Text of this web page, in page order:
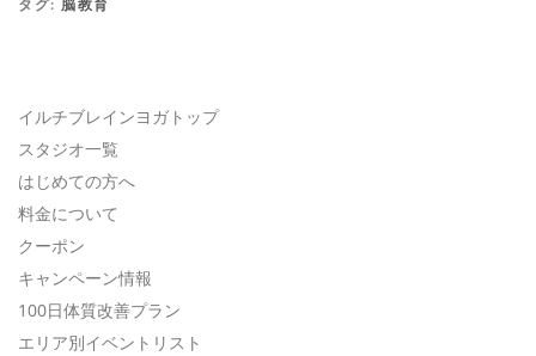
タグ: 脳教育
イルチブレインヨガトップ
スタジオ一覧
はじめての方へ
料金について
クーポン
キャンペーン情報
100日体質改善プラン
エリア別イベントリスト